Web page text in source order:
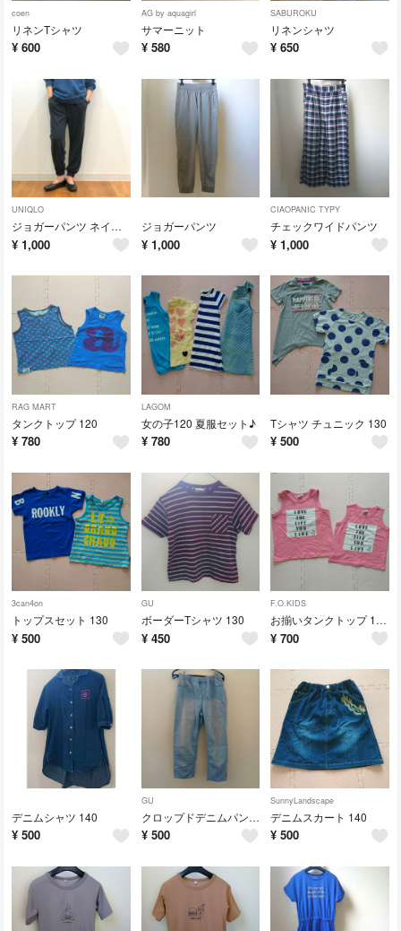
coen
リネンTシャツ
¥ 600
AG by aquagirl
サマーニット
¥ 580
SABUROKU
リネンシャツ
¥ 650
UNIQLO
ジョガーパンツ ネイビー S
¥ 1,000
ジョガーパンツ
¥ 1,000
CIAOPANIC TYPY
チェックワイドパンツ
¥ 1,000
RAG MART
タンクトップ 120
¥ 780
LAGOM
女の子120 夏服セット♪
¥ 780
Tシャツ チュニック 130
¥ 500
3can4on
トップスセット 130
¥ 500
GU
ボーダーTシャツ 130
¥ 450
F.O.KIDS
お揃いタンクトップ 120 140
¥ 700
デニムシャツ 140
¥ 500
GU
クロップドデニムパンツ 140
¥ 500
SunnyLandscape
デニムスカート 140
¥ 500